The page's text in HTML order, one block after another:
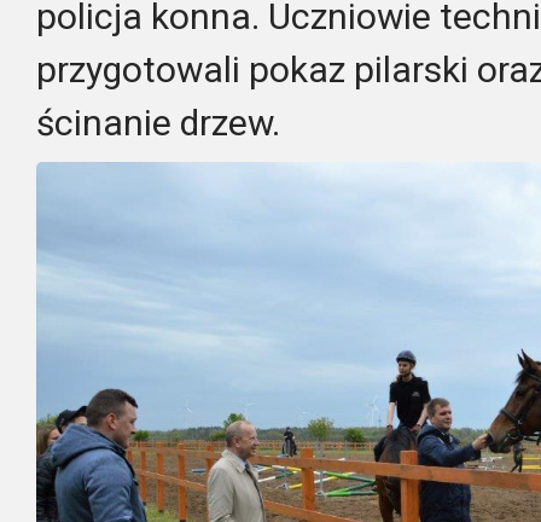
policja konna. Uczniowie
przygotowali pokaz pilarski
ścinanie drzew.